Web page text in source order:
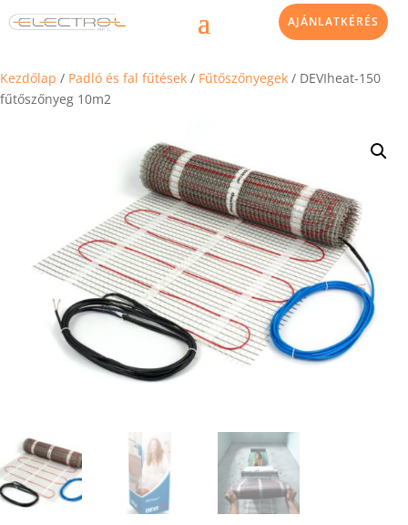
AJÁNLATKÉRÉS
Kezdőlap / Padló és fal fűtések / Fűtőszőnyegek / DEVIheat-150
fűtőszőnyeg 10m2